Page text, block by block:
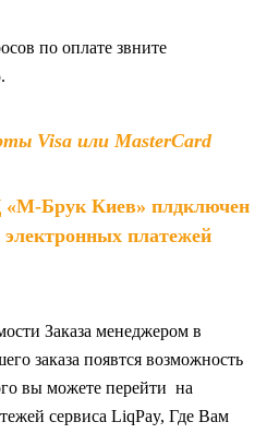
по оплате звните
Visa или MasterCard
«М-Брук Киев» плдключен
электронных платежей
Заказа менеджером в
заказа появтся возможность
вы можете перейти на
сервиса LiqPay, Где Вам